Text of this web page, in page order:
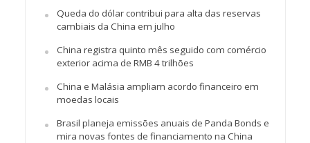
Queda do dólar contribui para alta das reservas
cambiais da China em julho
China registra quinto mês seguido com comércio
exterior acima de RMB 4 trilhões
China e Malásia ampliam acordo financeiro em
moedas locais
Brasil planeja emissões anuais de Panda Bonds e
mira novas fontes de financiamento na China